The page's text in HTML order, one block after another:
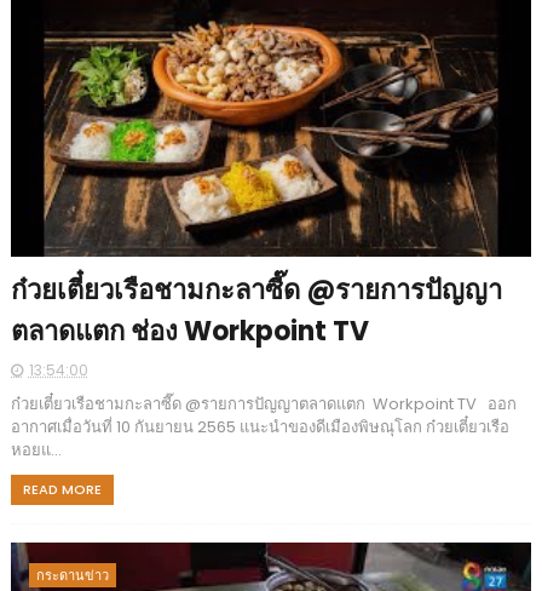
ก๋วยเตี๋ยวเรือชามกะลาซี๊ด @รายการปัญญา
ตลาดแตก ช่อง Workpoint TV
13:54:00
ก๋วยเตี๋ยวเรือชามกะลาซี๊ด @รายการปัญญาตลาดแตก Workpoint TV ออก
อากาศเมื่อวันที่ 10 กันยายน 2565 แนะนำของดีเมืองพิษณุโลก ก๋วยเตี๋ยวเรือ
หอยแ...
READ MORE
กระดานข่าว